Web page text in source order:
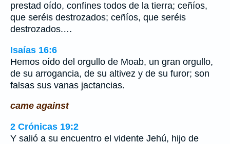
prestad oído, confines todos de la tierra; ceñíos,
que seréis destrozados; ceñíos, que seréis
destrozados.…
Isaías 16:6
Hemos oído del orgullo de Moab, un gran orgullo,
de su arrogancia, de su altivez y de su furor; son
falsas sus vanas jactancias.
came against
2 Crónicas 19:2
Y salió a su encuentro el vidente Jehú, hijo de